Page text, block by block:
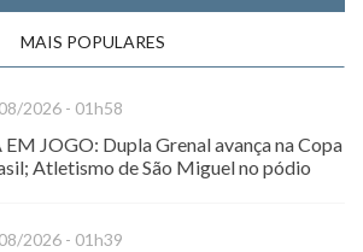
MAIS POPULARES
2026 - 01h58
EM JOGO: Dupla Grenal avança na Copa
Atletismo de São Miguel no pódio
2026 - 01h39